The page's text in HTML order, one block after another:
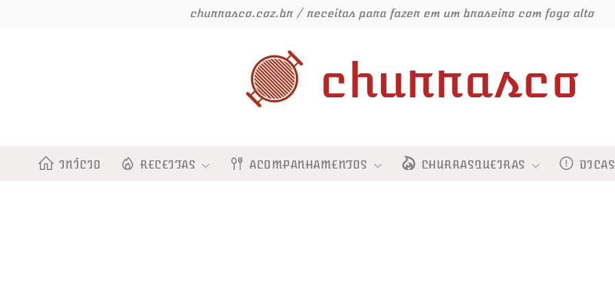
churrasco.coz.br / receitas para fazer em um braseiro com fogo alto
churrasco
INÍCIO RECEITAS ACOMPANHAMENTOS CHURRASQUEIRAS DICAS